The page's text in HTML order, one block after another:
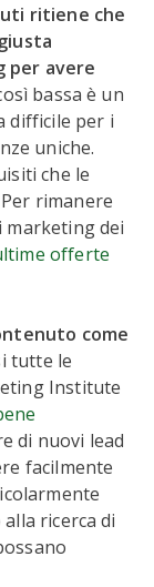
ritiene che
per avere
bassa è un
difficile per i
uniche.
che le
rimanere
marketing dei
offerte
come
tutte le
Institute
di nuovi lead
facilmente
ricerca di